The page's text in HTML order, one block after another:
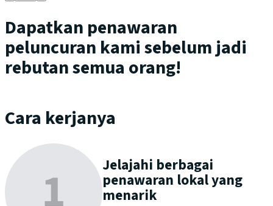
Dapatkan penawaran
peluncuran kami sebelum jadi
rebutan semua orang!
Cara kerjanya
Jelajahi berbagai
penawaran lokal yang
menarik